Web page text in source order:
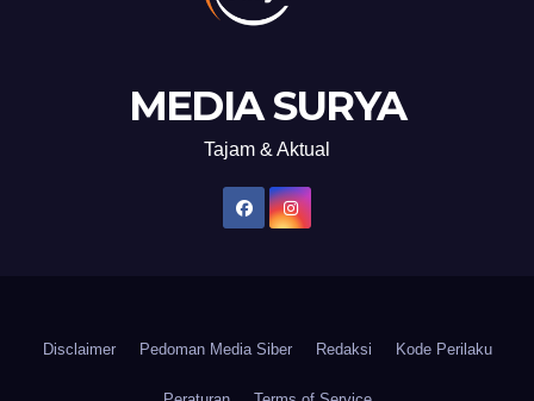
MEDIA SURYA
Tajam & Aktual
Disclaimer Pedoman Media Siber Redaksi Kode Perilaku